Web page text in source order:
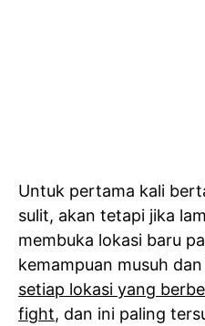
Untuk pertama kali
sulit, akan tetapi jika
membuka lokasi baru
kemampuan musuh
setiap lokasi yang
fight, dan ini paling